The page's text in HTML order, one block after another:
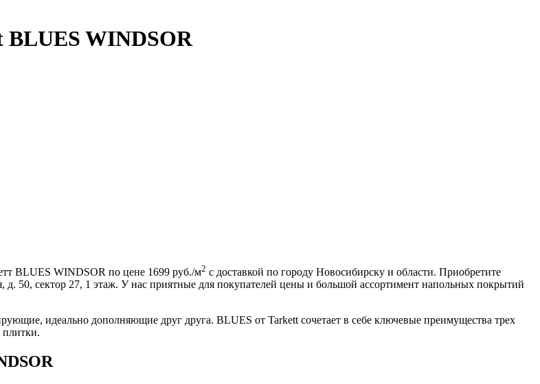
WINDSOR
BLUES WINDSOR по цене 1699 руб./м2 с доставкой по городу Новосибирску и области. Приобретите
д. 50, сектор 27, 1 этаж. У нас приятные для покупателей цены и большой ассортимент напольных покрытий
идеально дополняющие друг друга. BLUES от Tarkett сочетает в себе ключевые преимущества трех
плитки.